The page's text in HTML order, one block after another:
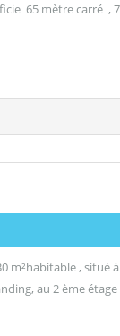
65 mètre carré ,
m²habitable , situé
au 2 ème